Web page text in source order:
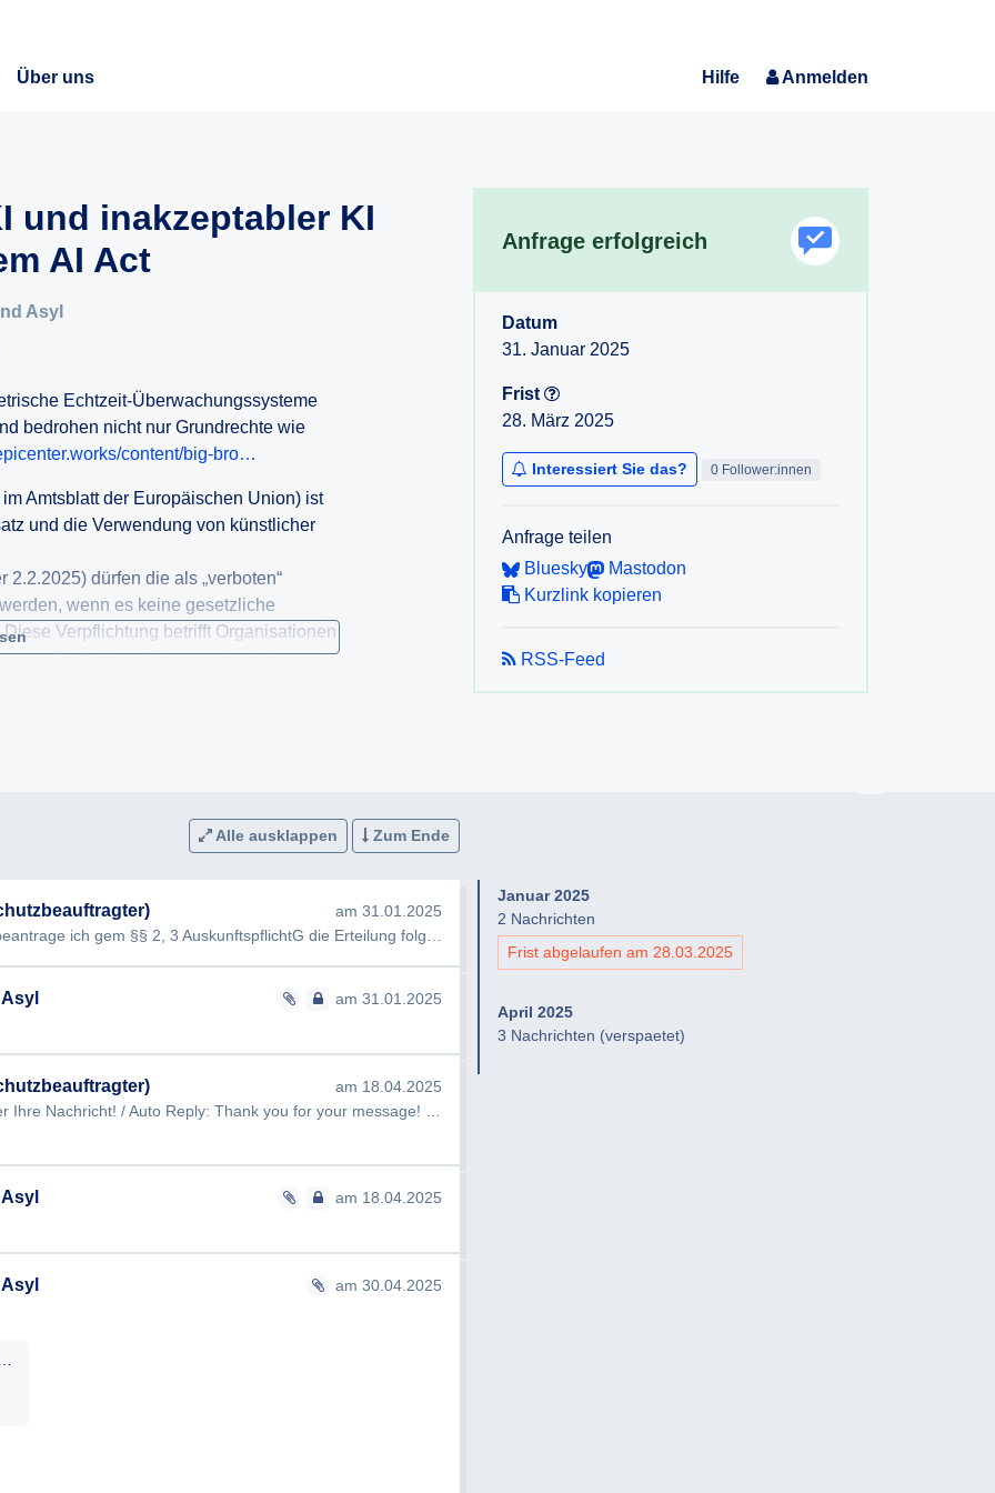
Über uns Hilfe Anmelden
und inakzeptabler KI
AI Act
Asyl
Echtzeit-Überwachungssysteme
bedrohen nicht nur Grundrechte wie
content/big-bro…
Amtsblatt der Europäischen Union) ist
und die Verwendung von künstlicher
2.2.2025) dürfen die als „verboten“
wenn es keine gesetzliche
Verpflichtung betrifft Organisationen
der Risikoklassifizierung des KI-
taxativ aufgezählten mit Ablauf des
Systemen und zu allen legalen KI-
legale KI-Systeme?
der
Systeme sind?
zu beantworten ist, gibt es zu diesem
zu beantworten ist, gibt es zu diese KI
eine gesetzliche Grundlage, dass diese
Manipulation oder Täuschung
Anfrage erfolgreich
Datum
31. Januar 2025
Frist
28. März 2025
Interessiert Sie das? 0 Follower:innen
Anfrage teilen
Bluesky
Mastodon
Kurzlink kopieren
RSS-Feed
Alle ausklappen Zum Ende
am 31.01.2025
am 31.01.2025
am 18.04.2025
am 18.04.2025
am 30.04.2025
Januar 2025
2 Nachrichten
Frist abgelaufen am 28.03.2025
April 2025
3 Nachrichten (verspaetet)